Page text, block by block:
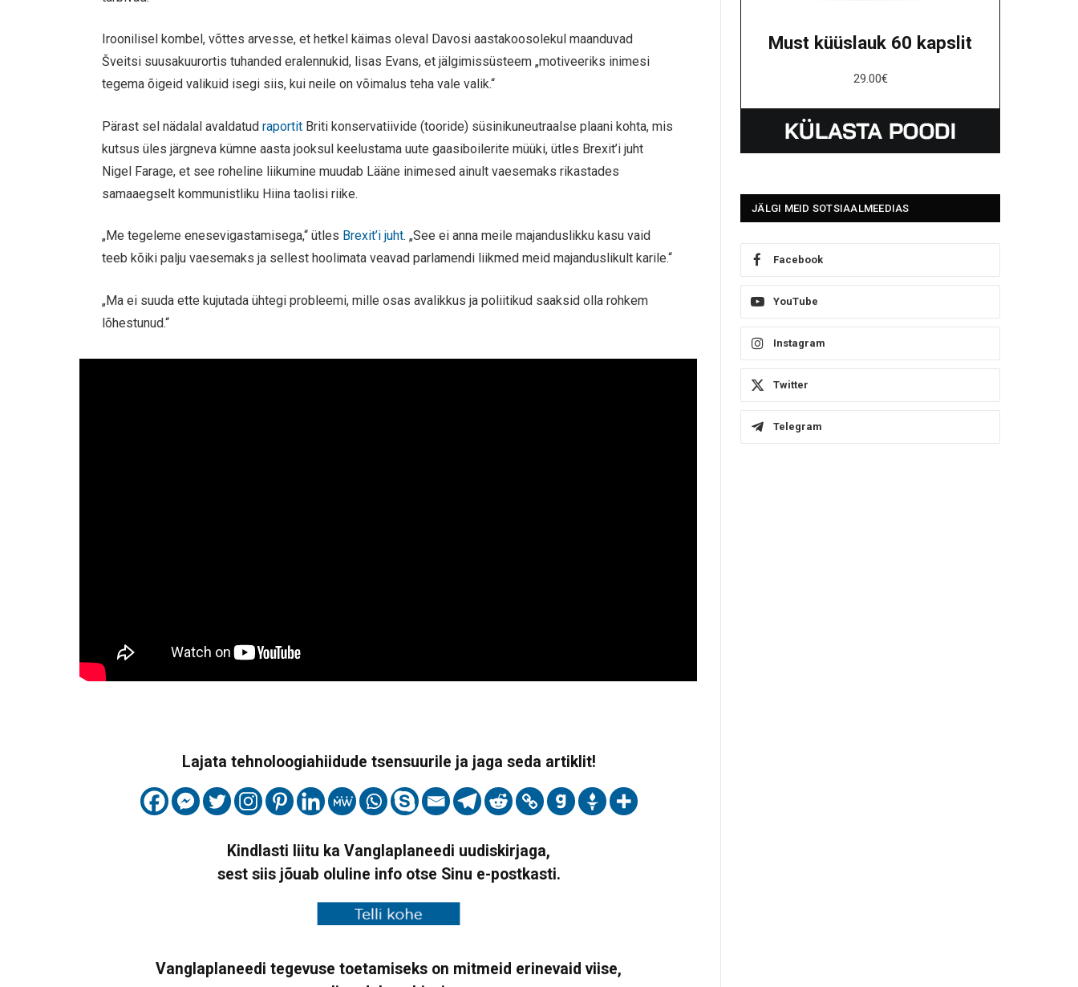
Iroonilisel kombel, võttes arvesse, et hetkel käimas oleval Davosi aastakoosolekul maanduvad
Šveitsi suusakuurortis tuhanded eralennukid, lisas Evans, et jälgimissüsteem „motiveeriks inimesi
tegema õigeid valikuid isegi siis, kui neile on võimalus teha vale valik.“
Pärast sel nädalal avaldatudraportit Briti konservatiivide (tooride) süsinikuneutraalse plaani kohta, mis
kutsus üles järgneva kümne aasta jooksul keelustama uute gaasiboilerite müüki, ütles Brexit’i juht
Nigel Farage, et see roheline liikumine muudab Lääne inimesed ainult vaesemaks rikastades
samaaegselt kommunistliku Hiina taolisi riike.
„Me tegeleme enesevigastamisega,“ ütles Brexit’i juht. „See ei anna meile majanduslikku kasu vaid
teeb kõiki palju vaesemaks ja sellest hoolimata veavad parlamendi liikmed meid majanduslikult karile.“
„Ma ei suuda ette kujutada ühtegi probleemi, mille osas avalikkus ja poliitikud saaksid olla rohkem
lõhestunud.“
Lajata tehnoloogiahiidude tsensuurile ja jaga seda artiklit!
Kindlasti liitu ka Vanglaplaneedi uudiskirjaga,
sest siis jõuab oluline info otse Sinu e-postkasti.
Vanglaplaneedi tegevuse toetamiseks on mitmeid erinevaid viise,
Must küüslauk 60 kapslit
29.00€
JÄLGI MEID SOTSIAALMEEDIAS
Facebook
YouTube
Instagram
Twitter
Telegram